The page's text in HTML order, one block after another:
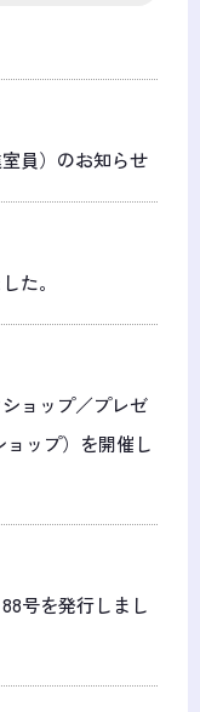
員）のお知らせ
た。
ョップ／プレゼ
ップ）を開催し
号を発行しまし